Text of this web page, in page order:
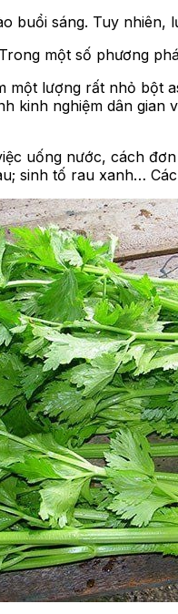
buổi sáng. Tuy nhiên,
Trong một số phương
một lượng rất nhỏ bột
kinh nghiệm dân
uống nước, cách
sinh tố rau xanh…